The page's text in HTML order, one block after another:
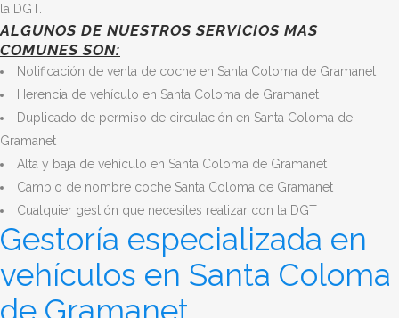
la DGT.
ALGUNOS DE NUESTROS SERVICIOS MAS
COMUNES SON:
Notificación de venta de coche en Santa Coloma de Gramanet
Herencia de vehículo en Santa Coloma de Gramanet
Duplicado de permiso de circulación en Santa Coloma de
Gramanet
Alta y baja de vehículo en Santa Coloma de Gramanet
Cambio de nombre coche Santa Coloma de Gramanet
Cualquier gestión que necesites realizar con la DGT
Gestoría especializada en
vehículos en Santa Coloma
de Gramanet